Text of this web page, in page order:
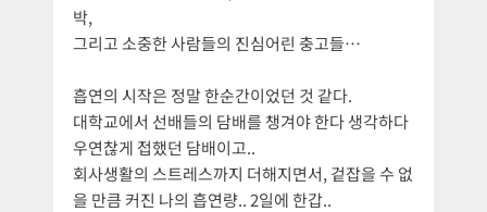
박,
그리고 소중한 사람들의 진심어린 충고들…
흡연의 시작은 정말 한순간이었던 것 같다.
대학교에서 선배들의 담배를 챙겨야 한다 생각하다
우연찮게 접했던 담배이고..
회사생활의 스트레스까지 더해지면서, 겉잡을 수 없
을 만큼 커진 나의 흡연량.. 2일에 한갑..